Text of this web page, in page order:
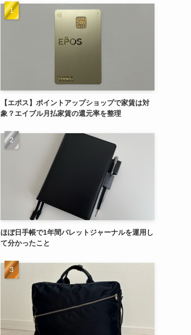
【エポス】ポイントアップショップで家賃は対
象？エイブル月払家賃の還元率を整理
ほぼ日手帳で1年間バレットジャーナルを運用し
て分かったこと